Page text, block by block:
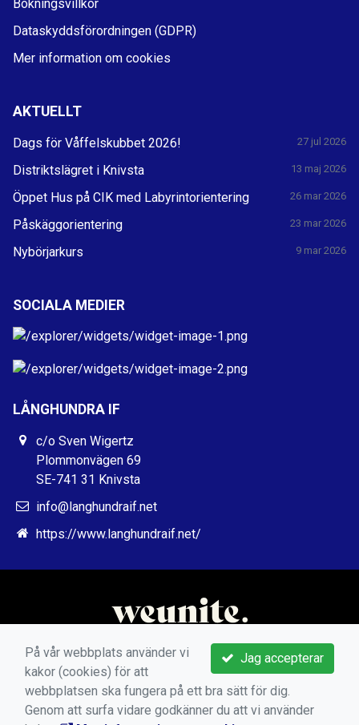
Bokningsvillkor
Dataskyddsförordningen (GDPR)
Mer information om cookies
AKTUELLT
Dags för Våffelskubbet 2026! 27 jul 2026
Distriktslägret i Knivsta 13 maj 2026
Öppet Hus på CIK med Labyrintorientering 26 mar 2026
Påskäggorientering 23 mar 2026
Nybörjarkurs 9 mar 2026
SOCIALA MEDIER
LÅNGHUNDRA IF
c/o Sven Wigertz
Plommonvägen 69
SE-741 31 Knivsta
info@langhundraif.net
https://www.langhundraif.net/
Jag accepterar
På vår webbplats använder vi
kakor (cookies) för att
webbplatsen ska fungera på ett bra sätt för dig.
Genom att surfa vidare godkänner du att vi använder